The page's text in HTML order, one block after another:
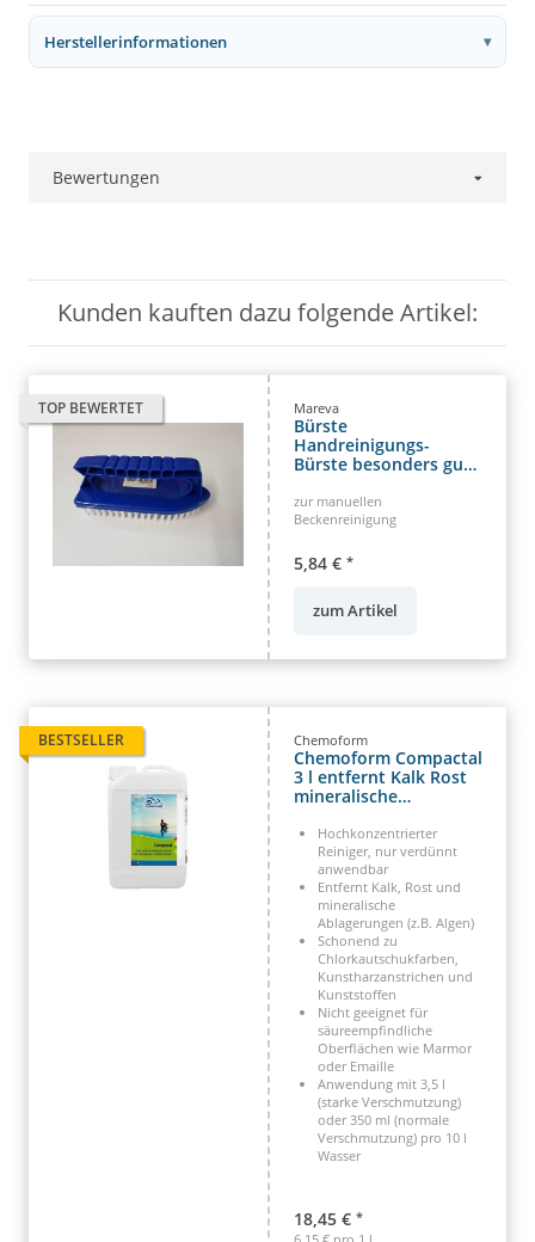
Herstellerinformationen
Bewertungen
Kunden kauften dazu folgende Artikel:
TOP BEWERTET Mareva
Bürste
Handreinigungs-
Bürste besonders gut
Beckenrandreinigung
zur manuellen
Beckenreinigung
5,84 € *
zum Artikel
BESTSELLER Chemoform
Chemoform Compactal
3 l entfernt Kalk Rost
mineralische
Hochkonzentrierter
Reiniger, nur verdünnt
anwendbar
Entfernt Kalk, Rost und
mineralische
Ablagerungen (z.B. Algen)
Schonend zu
Chlorkautschukfarben,
Kunstharzanstrichen und
Kunststoffen
Nicht geeignet für
säureempfindliche
Oberflächen wie Marmor
oder Emaille
Anwendung mit 3,5 l
(starke Verschmutzung)
oder 350 ml (normale
Verschmutzung) pro 10 l
Wasser
18,45 € *